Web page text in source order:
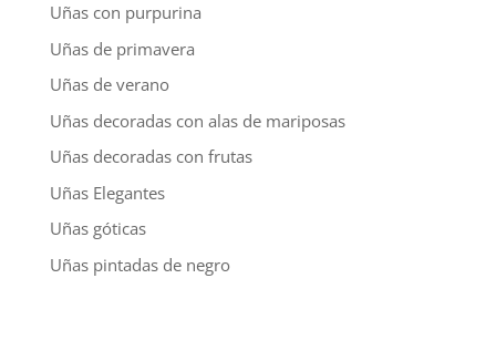
Uñas con purpurina
Uñas de primavera
Uñas de verano
Uñas decoradas con alas de mariposas
Uñas decoradas con frutas
Uñas Elegantes
Uñas góticas
Uñas pintadas de negro